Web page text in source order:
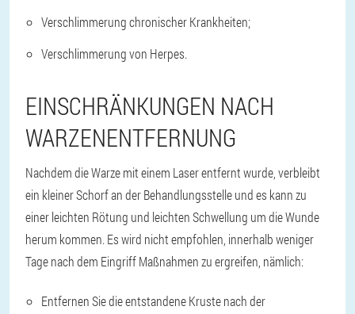
Verschlimmerung chronischer Krankheiten;
Verschlimmerung von Herpes.
EINSCHRÄNKUNGEN NACH
WARZENENTFERNUNG
Nachdem die Warze mit einem Laser entfernt wurde, verbleibt
ein kleiner Schorf an der Behandlungsstelle und es kann zu
einer leichten Rötung und leichten Schwellung um die Wunde
herum kommen. Es wird nicht empfohlen, innerhalb weniger
Tage nach dem Eingriff Maßnahmen zu ergreifen, nämlich:
Entfernen Sie die entstandene Kruste nach der